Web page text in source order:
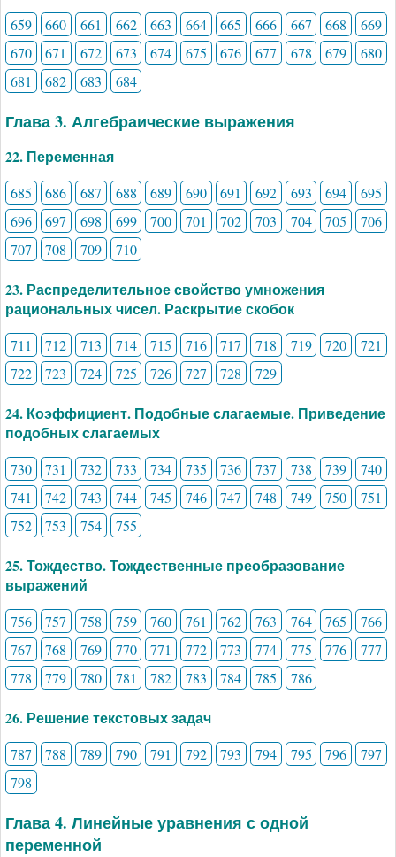
659 660 661 662 663 664 665 666 667 668
669
670
671 672 673 674 675 676 677 678 679
680
681
682 683 684
Глава 3. Алгебраические выражения
22. Переменная
685 686 687 688 689 690 691 692 693 694
695
696
697 698 699 700 701 702 703 704 705
706
707
708 709 710
23. Распределительное свойство умножения
рациональных чисел. Раскрытие скобок
711 712 713 714 715 716 717 718 719 720
721
722
723 724 725 726 727 728 729
24. Коэффициент. Подобные слагаемые. Приведение
подобных слагаемых
730 731 732 733 734 735 736 737 738 739
740
741
742 743 744 745 746 747 748 749 750
751
752
753 754 755
25. Тождество. Тождественные преобразование
выражений
756 757 758 759 760 761 762 763 764 765
766
767
768 769 770 771 772 773 774 775 776
777
778
779 780 781 782 783 784 785 786
26. Решение текстовых задач
787 788 789 790 791 792 793 794 795 796
797
798
Глава 4. Линейные уравнения с одной
переменной